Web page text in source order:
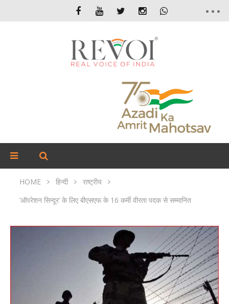
HOME हिन्दी
राष्ट्रीय
‘ऑपरेशन सिन्दूर’ के लिए बीएसएफ के 16 कर्मी वीरता पदक से सम्मानित